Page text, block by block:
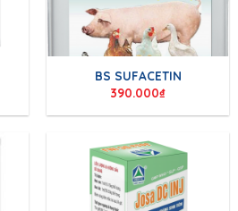
BS SUFACETIN
390.000₫